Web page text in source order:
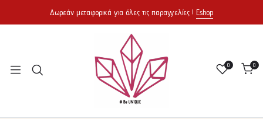
Δωρεάν μεταφορικά για όλες τις παραγγελίες ! Eshop
0 0